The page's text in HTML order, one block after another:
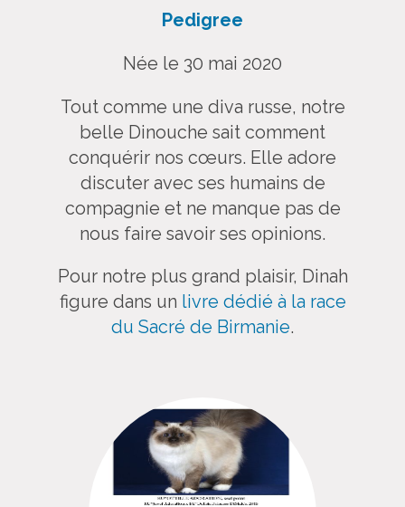
Pedigree
Née le 30 mai 2020
Tout comme une diva russe, notre
belle Dinouche sait comment
conquérir nos cœurs. Elle adore
discuter avec ses humains de
compagnie et ne manque pas de
nous faire savoir ses opinions.
Pour notre plus grand plaisir, Dinah
figure dans un livre dédié à la race
du Sacré de Birmanie.